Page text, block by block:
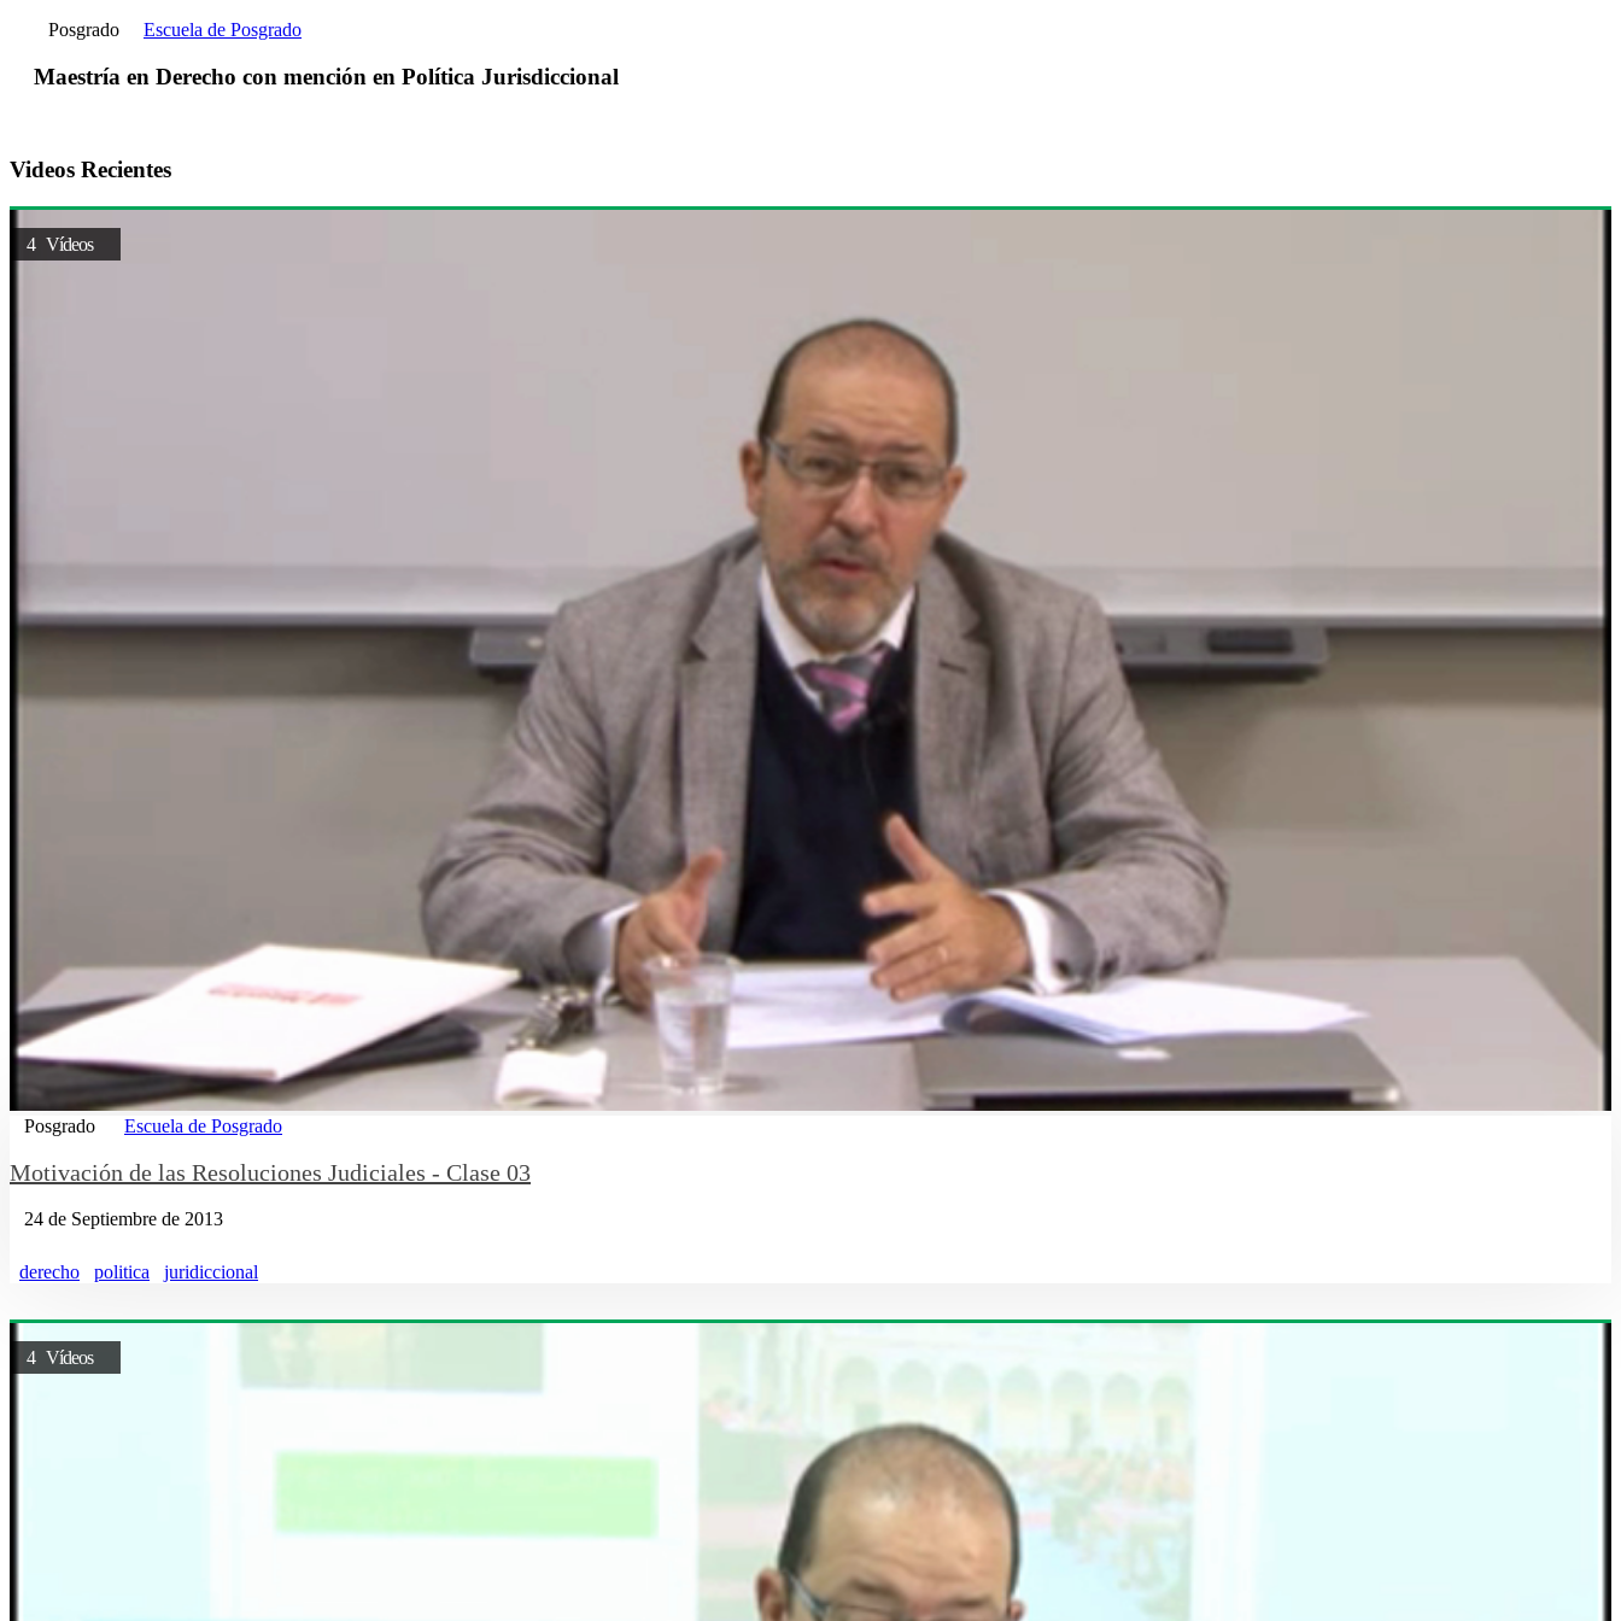
Posgrado Escuela de Posgrado
Maestría en Derecho con mención en Política Jurisdiccional
Videos Recientes
4 Vídeos
Posgrado Escuela de Posgrado
Motivación de las Resoluciones Judiciales - Clase 03
24 de Septiembre de 2013
derecho politica juridiccional
4 Vídeos